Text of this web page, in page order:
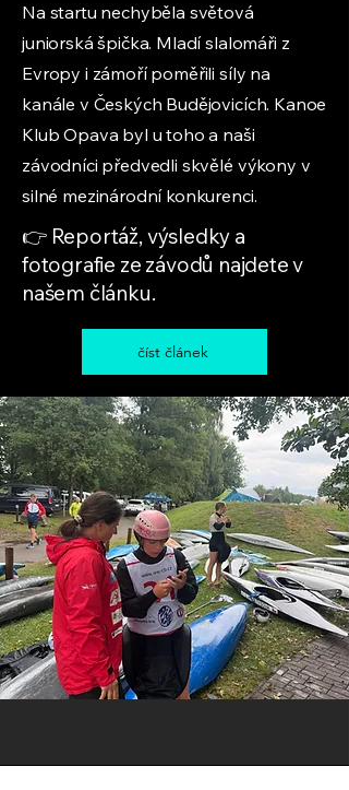
Na startu nechyběla světová
juniorská špička. Mladí slalomáři z
Evropy i zámoří poměřili síly na
kanále v Českých Budějovicích. Kanoe
Klub Opava byl u toho a naši
závodníci předvedli skvělé výkony v
silné mezinárodní konkurenci.
👉 Reportáž, výsledky a
fotografie ze závodů najdete v
našem článku.
číst článek